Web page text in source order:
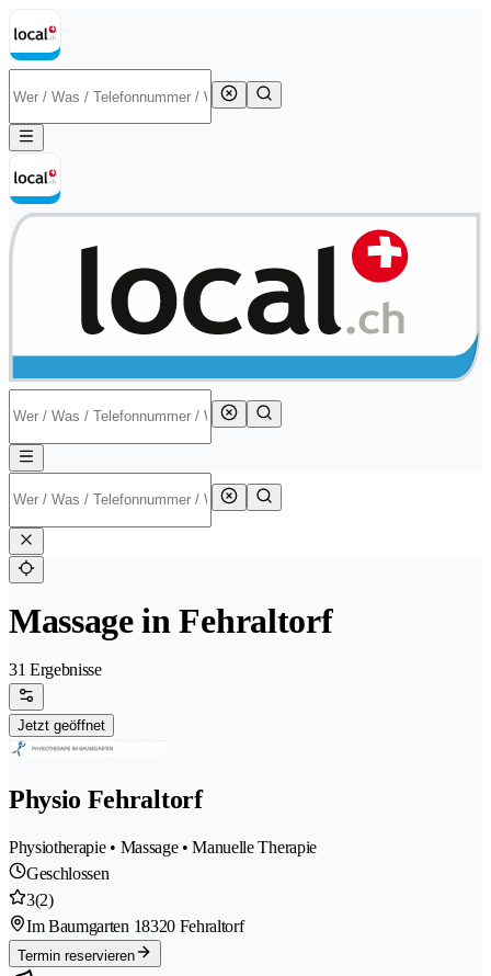
Massage in Fehraltorf
31 Ergebnisse
Jetzt geöffnet
Physio Fehraltorf
Physiotherapie • Massage • Manuelle Therapie
Geschlossen
3(2)
Im Baumgarten 18320 Fehraltorf
Termin reservieren